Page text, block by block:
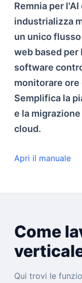
Remnia per
industrializza
un unico
web based per
software
monitorare ore
Semplifica la
e la
cloud.
Apri il manuale
Come
Qui trovi le